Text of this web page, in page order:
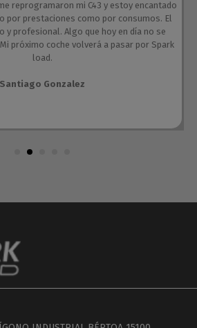
reprogramaron mi C43 y estoy encantado
por prestaciones como por consumos. El
y profesional. Algo que hoy en día no se
próximo coche volverá a pasar por Spark
load.
Santiago Gonzalez